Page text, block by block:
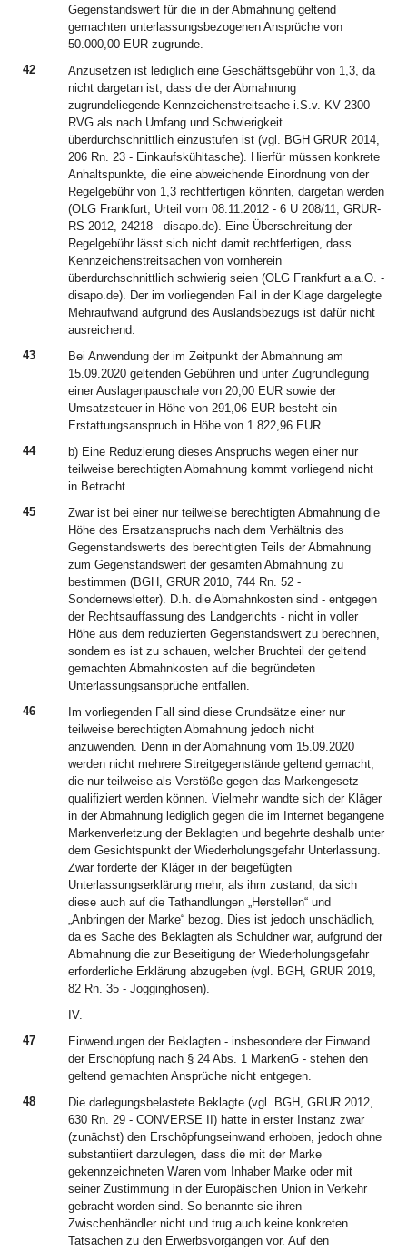
Gegenstandswert für die in der Abmahnung geltend
gemachten unterlassungsbezogenen Ansprüche von
50.000,00 EUR zugrunde.
42
Anzusetzen ist lediglich eine Geschäftsgebühr von 1,3, da
nicht dargetan ist, dass die der Abmahnung
zugrundeliegende Kennzeichenstreitsache i.S.v. KV 2300
RVG als nach Umfang und Schwierigkeit
überdurchschnittlich einzustufen ist (vgl. BGH GRUR 2014,
206 Rn. 23 - Einkaufskühltasche). Hierfür müssen konkrete
Anhaltspunkte, die eine abweichende Einordnung von der
Regelgebühr von 1,3 rechtfertigen könnten, dargetan werden
(OLG Frankfurt, Urteil vom 08.11.2012 - 6 U 208/11, GRUR-
RS 2012, 24218 - disapo.de). Eine Überschreitung der
Regelgebühr lässt sich nicht damit rechtfertigen, dass
Kennzeichenstreitsachen von vornherein
überdurchschnittlich schwierig seien (OLG Frankfurt a.a.O. -
disapo.de). Der im vorliegenden Fall in der Klage dargelegte
Mehraufwand aufgrund des Auslandsbezugs ist dafür nicht
ausreichend.
43
Bei Anwendung der im Zeitpunkt der Abmahnung am
15.09.2020 geltenden Gebühren und unter Zugrundlegung
einer Auslagenpauschale von 20,00 EUR sowie der
Umsatzsteuer in Höhe von 291,06 EUR besteht ein
Erstattungsanspruch in Höhe von 1.822,96 EUR.
44
b) Eine Reduzierung dieses Anspruchs wegen einer nur
teilweise berechtigten Abmahnung kommt vorliegend nicht
in Betracht.
45
Zwar ist bei einer nur teilweise berechtigten Abmahnung die
Höhe des Ersatzanspruchs nach dem Verhältnis des
Gegenstandswerts des berechtigten Teils der Abmahnung
zum Gegenstandswert der gesamten Abmahnung zu
bestimmen (BGH, GRUR 2010, 744 Rn. 52 -
Sondernewsletter). D.h. die Abmahnkosten sind - entgegen
der Rechtsauffassung des Landgerichts - nicht in voller
Höhe aus dem reduzierten Gegenstandswert zu berechnen,
sondern es ist zu schauen, welcher Bruchteil der geltend
gemachten Abmahnkosten auf die begründeten
Unterlassungsansprüche entfallen.
46
Im vorliegenden Fall sind diese Grundsätze einer nur
teilweise berechtigten Abmahnung jedoch nicht
anzuwenden. Denn in der Abmahnung vom 15.09.2020
werden nicht mehrere Streitgegenstände geltend gemacht,
die nur teilweise als Verstöße gegen das Markengesetz
qualifiziert werden können. Vielmehr wandte sich der Kläger
in der Abmahnung lediglich gegen die im Internet begangene
Markenverletzung der Beklagten und begehrte deshalb unter
dem Gesichtspunkt der Wiederholungsgefahr Unterlassung.
Zwar forderte der Kläger in der beigefügten
Unterlassungserklärung mehr, als ihm zustand, da sich
diese auch auf die Tathandlungen „Herstellen“ und
„Anbringen der Marke“ bezog. Dies ist jedoch unschädlich,
da es Sache des Beklagten als Schuldner war, aufgrund der
Abmahnung die zur Beseitigung der Wiederholungsgefahr
erforderliche Erklärung abzugeben (vgl. BGH, GRUR 2019,
82 Rn. 35 - Jogginghosen).
IV.
47
Einwendungen der Beklagten - insbesondere der Einwand
der Erschöpfung nach § 24 Abs. 1 MarkenG - stehen den
geltend gemachten Ansprüche nicht entgegen.
48
Die darlegungsbelastete Beklagte (vgl. BGH, GRUR 2012,
630 Rn. 29 - CONVERSE II) hatte in erster Instanz zwar
(zunächst) den Erschöpfungseinwand erhoben, jedoch ohne
substantiiert darzulegen, dass die mit der Marke
gekennzeichneten Waren vom Inhaber Marke oder mit
seiner Zustimmung in der Europäischen Union in Verkehr
gebracht worden sind. So benannte sie ihren
Zwischenhändler nicht und trug auch keine konkreten
Tatsachen zu den Erwerbsvorgängen vor. Auf den